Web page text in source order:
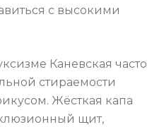
с высокими
Каневская часто
стираемости
Жёсткая капа
щит,